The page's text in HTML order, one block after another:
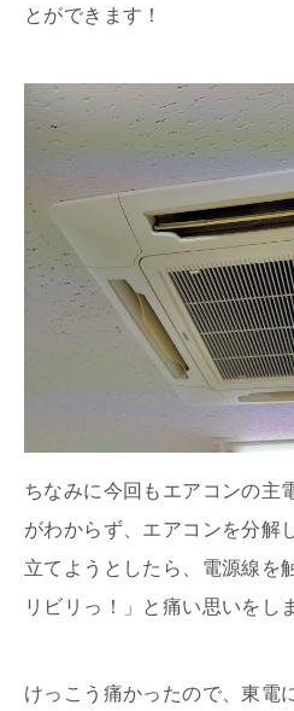
とができます！
ちなみに今回もエアコンの主
がわからず、エアコンを分解
立てようとしたら、電源線を
リビリっ！」と痛い思いをし
けっこう痛かったので、東電